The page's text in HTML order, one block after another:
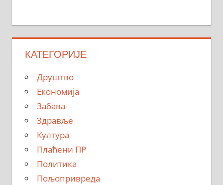
КАТЕГОРИЈЕ
Друштво
Економија
Забава
Здравље
Култура
Плаћени ПР
Политика
Пољопривреда